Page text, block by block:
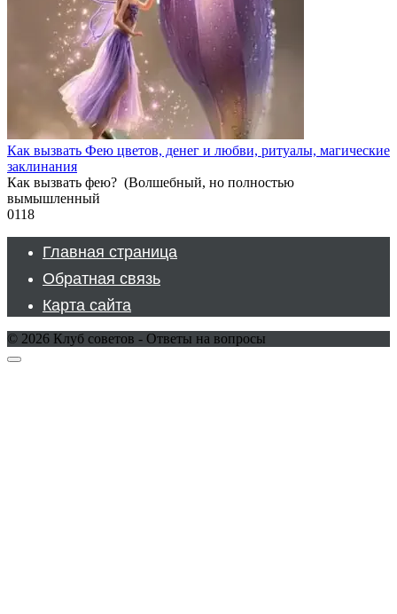
Как вызвать Фею цветов, денег и любви, ритуалы, магические
заклинания
Как вызвать фею? (Волшебный, но полностью
вымышленный
0118
Главная страница
Обратная связь
Карта сайта
© 2026 Клуб советов - Ответы на вопросы